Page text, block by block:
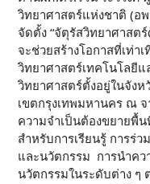
วิทยาศาสตร์แห่งชาติ (อ
จัดตั้ง “จัตุรัสวิทยาศาสต
จะช่วยสร้างโอกาสที่เท่า
วิทยาศาสตร์เทคโนโล
วิทยาศาสตร์ตั้งอยู่ในจัง
เขตกรุงเทพมหานคร ณ
ความจำเป็นต้องขยายพื้
สำหรับการเรียนรู้ การร่
และนวัตกรรม การนำคว
นวัตกรรมในระดับต่าง ๆ